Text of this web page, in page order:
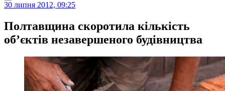
30 липня 2012, 09:25
Полтавщина скоротила кількість
об’єктів незавершеного будівництва